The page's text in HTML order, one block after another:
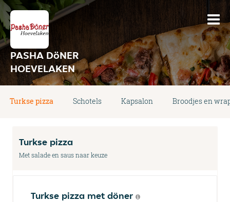
PASHA DöNER
HOEVELAKEN
Turkse pizza Schotels Kapsalon Broodjes en
Turkse pizza
Met salade en saus naar keuze
Turkse pizza met döner